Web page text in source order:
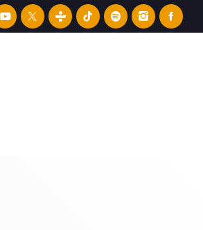
LA MEJOR MÚSICA LATINA Y